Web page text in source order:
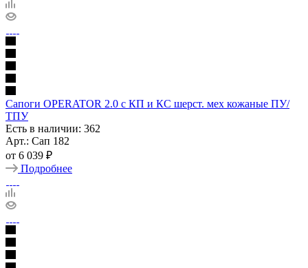
Сапоги OPERATOR 2.0 с КП и КС шерст. мех кожаные ПУ/
ТПУ
Есть в наличии: 362
Арт.: Сап 182
от 6 039 ₽
Подробнее